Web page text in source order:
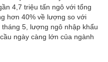
4,7 triệu tấn ngô với tổng
hơn 40% về lượng so với
5, lượng ngô nhập khẩu
ngày càng lớn của ngành